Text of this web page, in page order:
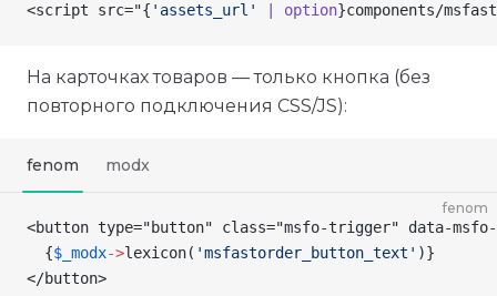
<script src="{ 'assets_url' | option}components/
На карточках товаров — только кнопка (без
повторного подключения CSS/JS):
fenom modx
fenom
<button type="button" class="msfo-trigger" data-
  {
$_modx->lexicon( 'msfastorder_button_text' )}
</button>